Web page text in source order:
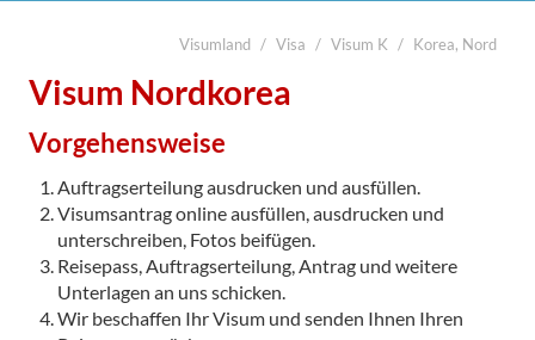

Legalisierung
Visa
Übersetzung
Notarabschriften
Kurier
Visumland Visa Visum K Korea, Nord
Visum Nordkorea
Vorgehensweise
Auftragserteilung ausdrucken und ausfüllen.
Visumsantrag online ausfüllen, ausdrucken und
unterschreiben, Fotos beifügen.
Reisepass, Auftragserteilung, Antrag und weitere
Unterlagen an uns schicken.
Wir beschaffen Ihr Visum und senden Ihnen Ihren